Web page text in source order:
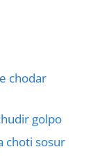
chodar
golpo
choti sosur